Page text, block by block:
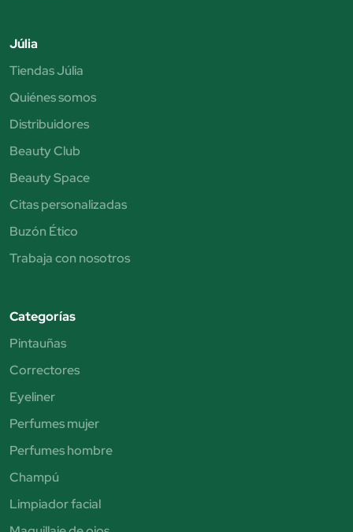
Júlia
Tiendas Júlia
Quiénes somos
Distribuidores
Beauty Club
Beauty Space
Citas personalizadas
Buzón Ético
Trabaja con nosotros
Categorías
Pintauñas
Correctores
Eyeliner
Perfumes mujer
Perfumes hombre
Champú
Limpiador facial